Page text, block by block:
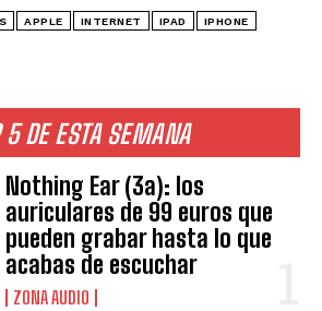
5 DE ESTA SEMANA
Nothing Ear (3a): los
auriculares de 99 euros que
pueden grabar hasta lo que
acabas de escuchar
ZONA AUDIO
APPLE INTERNET IPAD IPHONE